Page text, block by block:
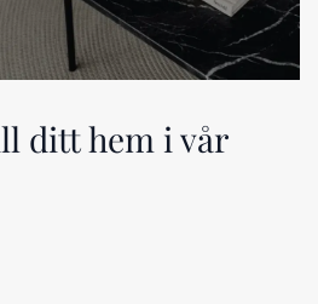
ditt hem i vår